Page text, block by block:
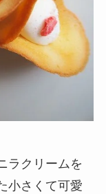
ラクリームを
小さくて可愛